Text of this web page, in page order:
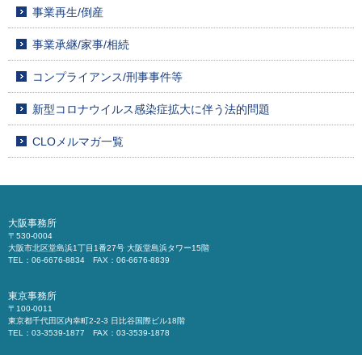
事業再生/倒産
事業承継/家事/相続
コンプライアンス/刑事事件等
新型コロナウイルス感染症拡大に伴う法的問題
CLOメルマガ一覧
大阪事務所
〒530-0004
大阪市北区堂島浜1丁目1番27号 大阪堂島浜タワー15階
TEL：06-6676-8834 FAX：06-6676-8839
東京事務所
〒100-0011
東京都千代田区内幸町2-2-3 日比谷国際ビル18階
TEL：03-3539-1877 FAX：03-3539-1878